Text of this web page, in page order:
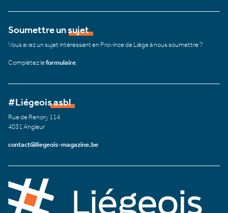
Soumettre un sujet
Vous avez un sujet intéressant en Province de Liège à nous soumettre ?
Complétez leformulaire
#Liégeois asbl
Rue de Renory 114
4031 Angleur
contact@liegeois-magazine.be